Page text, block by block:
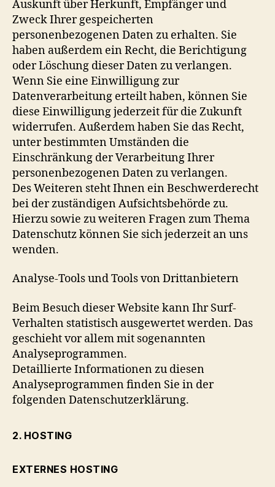
Auskunft über Herkunft, Empfänger und
Zweck Ihrer gespeicherten
personenbezogenen Daten zu erhalten. Sie
haben außerdem ein Recht, die Berichtigung
oder Löschung dieser Daten zu verlangen.
Wenn Sie eine Einwilligung zur
Datenverarbeitung erteilt haben, können Sie
diese Einwilligung jederzeit für die Zukunft
widerrufen. Außerdem haben Sie das Recht,
unter bestimmten Umständen die
Einschränkung der Verarbeitung Ihrer
personenbezogenen Daten zu verlangen.
Des Weiteren steht Ihnen ein Beschwerderecht
bei der zuständigen Aufsichtsbehörde zu.
Hierzu sowie zu weiteren Fragen zum Thema
Datenschutz können Sie sich jederzeit an uns
wenden.
Analyse-Tools und Tools von Drittanbietern
Beim Besuch dieser Website kann Ihr Surf-
Verhalten statistisch ausgewertet werden. Das
geschieht vor allem mit sogenannten
Analyseprogrammen.
Detaillierte Informationen zu diesen
Analyseprogrammen finden Sie in der
folgenden Datenschutzerklärung.
2. HOSTING
EXTERNES HOSTING